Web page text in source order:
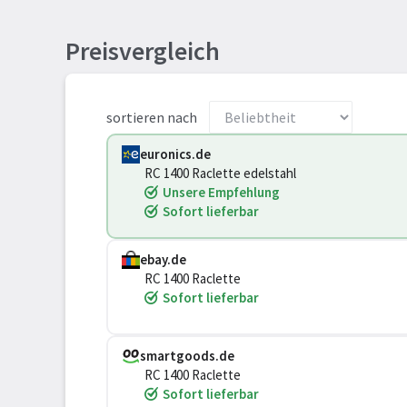
Preisvergleich
sortieren nach
euronics.de
RC 1400 Raclette edelstahl
Unsere Empfehlung
Sofort lieferbar
ebay.de
RC 1400 Raclette
Sofort lieferbar
smartgoods.de
RC 1400 Raclette
Sofort lieferbar